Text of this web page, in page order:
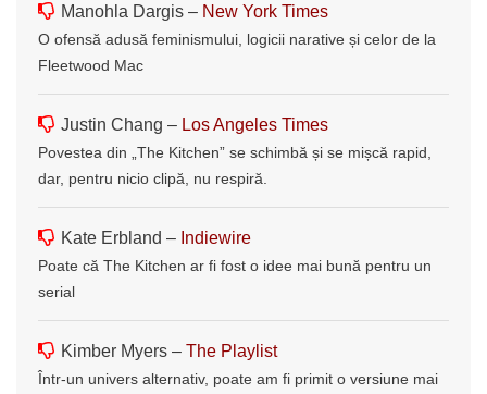
Manohla Dargis – New York Times
O ofensă adusă feminismului, logicii narative și celor de la
Fleetwood Mac
Justin Chang – Los Angeles Times
Povestea din „The Kitchen” se schimbă și se mișcă rapid,
dar, pentru nicio clipă, nu respiră.
Kate Erbland – Indiewire
Poate că The Kitchen ar fi fost o idee mai bună pentru un
serial
Kimber Myers – The Playlist
Într-un univers alternativ, poate am fi primit o versiune mai